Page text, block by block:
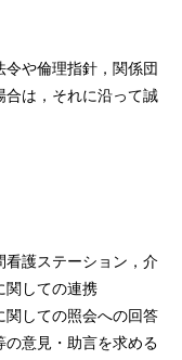
や倫理指針，関係団
合は，それに沿って誠
看護ステーション，介
関しての連携
関しての照会への回答
の意見・助言を求める